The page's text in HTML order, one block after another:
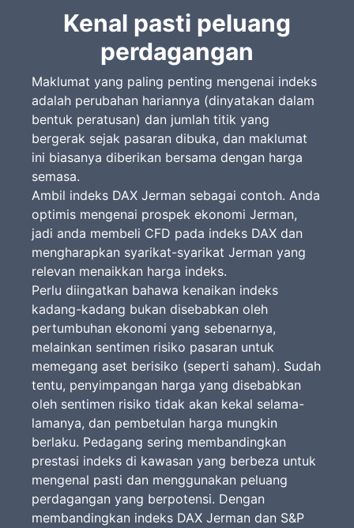
Kenal pasti peluang
perdagangan
Maklumat yang paling penting mengenai indeks
adalah perubahan hariannya (dinyatakan dalam
bentuk peratusan) dan jumlah titik yang
bergerak sejak pasaran dibuka, dan maklumat
ini biasanya diberikan bersama dengan harga
semasa.
Ambil indeks DAX Jerman sebagai contoh. Anda
optimis mengenai prospek ekonomi Jerman,
jadi anda membeli CFD pada indeks DAX dan
mengharapkan syarikat-syarikat Jerman yang
relevan menaikkan harga indeks.
Perlu diingatkan bahawa kenaikan indeks
kadang-kadang bukan disebabkan oleh
pertumbuhan ekonomi yang sebenarnya,
melainkan sentimen risiko pasaran untuk
memegang aset berisiko (seperti saham). Sudah
tentu, penyimpangan harga yang disebabkan
oleh sentimen risiko tidak akan kekal selama-
lamanya, dan pembetulan harga mungkin
berlaku. Pedagang sering membandingkan
prestasi indeks di kawasan yang berbeza untuk
mengenal pasti dan menggunakan peluang
perdagangan yang berpotensi. Dengan
membandingkan indeks DAX Jerman dan S&P